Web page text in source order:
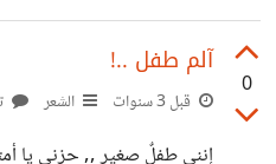
المهتمات بالعمل الخيري بهذه
عفوية ! و تبرز عادة تلك
أثناء الشجار ، أو سوء الفهم ،
يستخدمها 98%
0
آلم طفل ..!
قبل 3 سنوات الشعر
إنني طفلٌ صغير ,, حزني يا